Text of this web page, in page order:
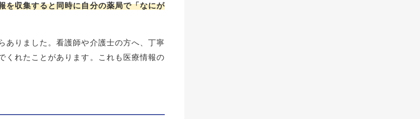
を収集すると同時に自分の薬局で「なにが
ありました。看護師や介護士の方へ、丁寧
くれたことがあります。これも医療情報の